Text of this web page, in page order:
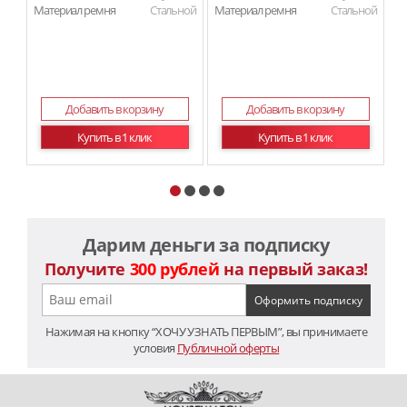
Материал ремня
Стальной
Добавить в корзину
Купить в 1 клик
Материал ремня
Стальной
Добавить в корзину
Купить в 1 клик
Дарим деньги за подписку
Получите 300 рублей на первый заказ!
Нажимая на кнопку “ХОЧУ УЗНАТЬ ПЕРВЫМ”, вы принимаете
условия Публичной оферты